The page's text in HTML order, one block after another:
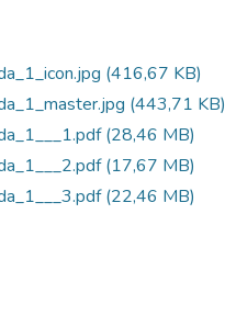
(416,67 KB)
(443,71 KB)
(28,46 MB)
(17,67 MB)
(22,46 MB)